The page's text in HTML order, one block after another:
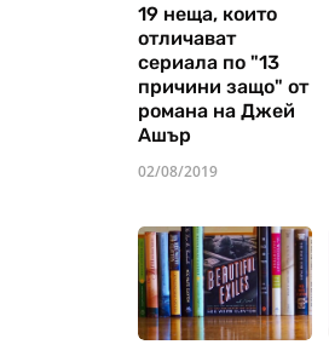
19 неща, които
отличават
сериала по "13
причини защо" от
романа на Джей
Ашър
02/08/2019